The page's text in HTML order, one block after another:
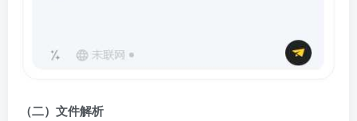
（二）文件解析